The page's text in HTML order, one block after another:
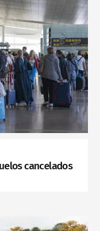
cancelados